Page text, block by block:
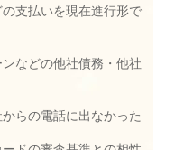
支払いを現在進行形で
などの他社債務・他社
らの電話に出なかった